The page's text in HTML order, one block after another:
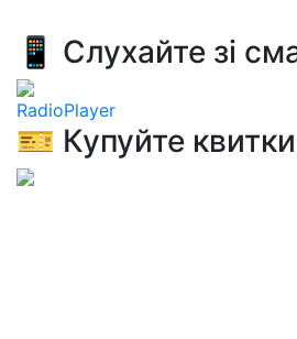
📱 Слухайте зі
RadioPlayer
🎫 Купуйте